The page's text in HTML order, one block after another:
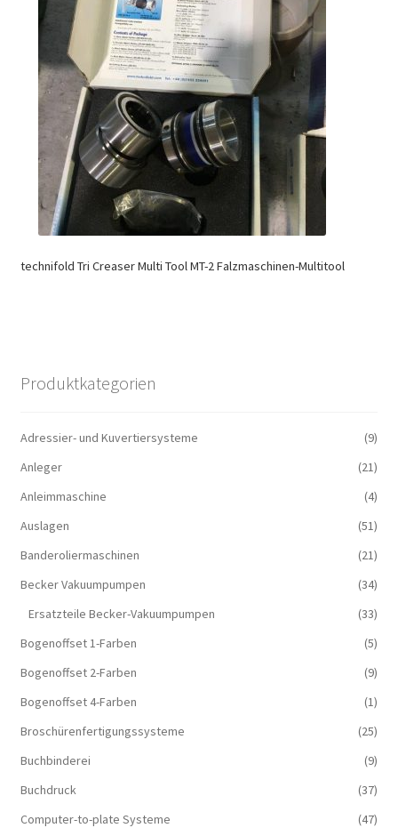
technifold Tri Creaser Multi Tool MT-2 Falzmaschinen-Multitool
Produktkategorien
Adressier- und Kuvertiersysteme
(9)
Anleger
(21)
Anleimmaschine
(4)
Auslagen
(51)
Banderoliermaschinen
(21)
Becker Vakuumpumpen
(34)
Ersatzteile Becker-Vakuumpumpen
(33)
Bogenoffset 1-Farben
(5)
Bogenoffset 2-Farben
(9)
Bogenoffset 4-Farben
(1)
Broschürenfertigungssysteme
(25)
Buchbinderei
(9)
Buchdruck
(37)
Computer-to-plate Systeme
(47)